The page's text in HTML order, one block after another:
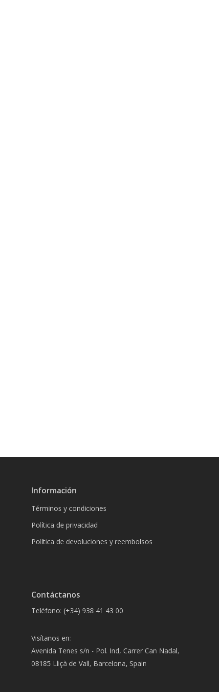
Información
Términos y condiciones
Política de privacidad
Política de devoluciones y reembolsos
Contáctanos
Teléfono: (+34) 938 41 43 00
Visítanos en:
Avenida Tenes s/n - Pol. Ind, Carrer Can Nadal,
08185 Lliçà de Vall, Barcelona, Spain